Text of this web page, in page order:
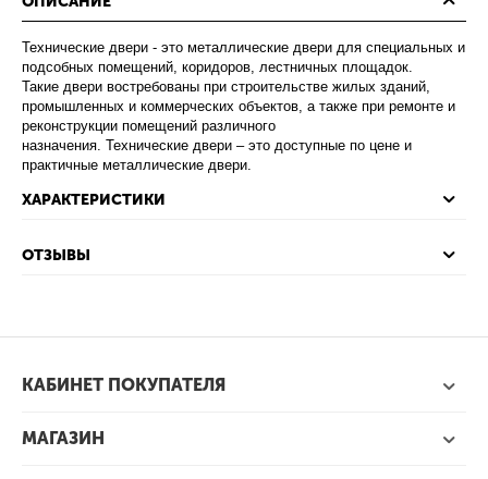
Технические двери - это металлические двери для специальных и
подсобных помещений, коридоров, лестничных площадок.
Такие двери востребованы при строительстве жилых зданий,
промышленных и коммерческих объектов, а также при ремонте и
реконструкции помещений различного
назначения. Технические двери – это доступные по цене и
практичные металлические двери.
ХАРАКТЕРИСТИКИ
ОТЗЫВЫ
КАБИНЕТ ПОКУПАТЕЛЯ
МАГАЗИН